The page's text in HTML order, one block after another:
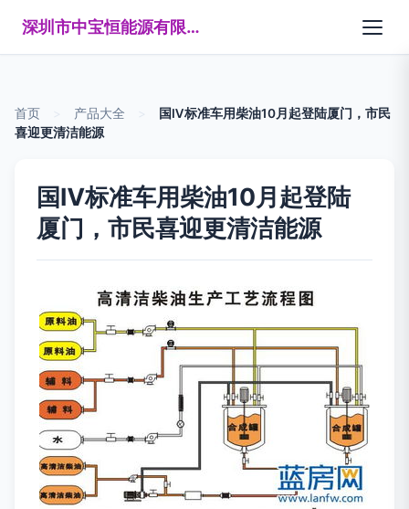
深圳市中宝恒能源有限公司
首页 产品大全
国Ⅳ标准车用柴油10月起登陆厦门，市民
喜迎更清洁能源
国Ⅳ标准车用柴油10月起登陆
厦门，市民喜迎更清洁能源